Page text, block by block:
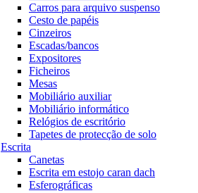
Carros para arquivo suspenso
Cesto de papéis
Cinzeiros
Escadas/bancos
Expositores
Ficheiros
Mesas
Mobiliário auxiliar
Mobiliário informático
Relógios de escritório
Tapetes de protecção de solo
Escrita
Canetas
Escrita em estojo caran dach
Esferográficas